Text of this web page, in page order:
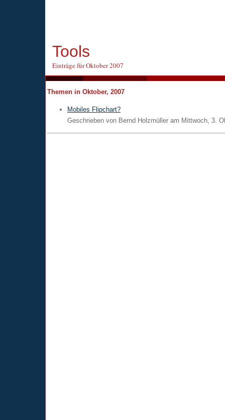
Tools
Einträge für Oktober 2007
Themen in Oktober, 2007
Mobiles Flipchart?
Geschrieben von Bernd Holzmüller am Mittwoch, 3.